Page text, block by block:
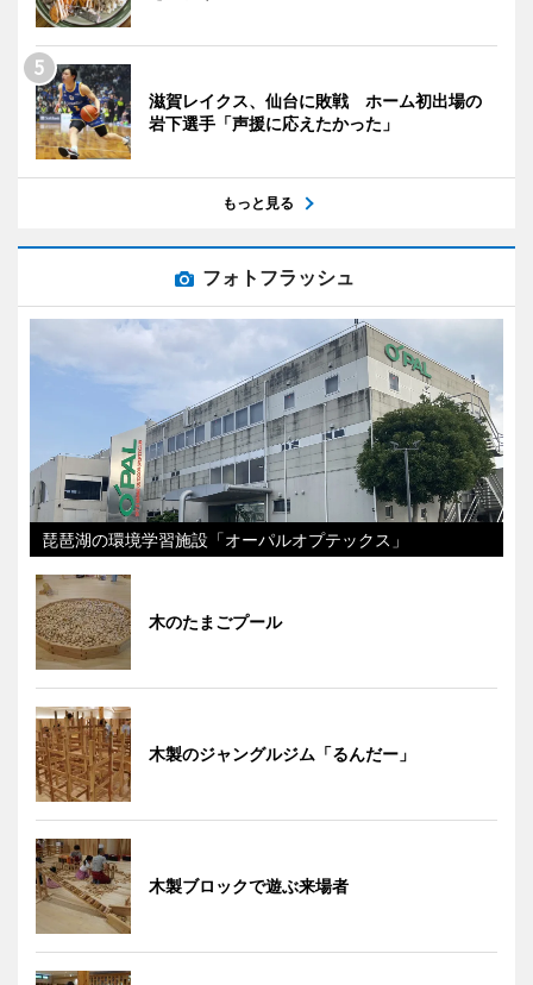
滋賀レイクス、仙台に敗戦 ホーム初出場の
岩下選手「声援に応えたかった」
もっと見る
フォトフラッシュ
琵琶湖の環境学習施設「オーパルオプテックス」
木のたまごプール
木製のジャングルジム「るんだー」
木製ブロックで遊ぶ来場者